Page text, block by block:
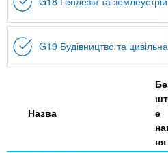
n
f
o
в
G19 Будівництво та
Назва
е
ня